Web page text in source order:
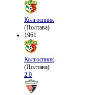
Колгоспник
(Полтава)
1961
Колгоспник
(Полтава)
2:0